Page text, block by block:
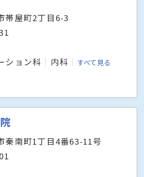
帯屋町2丁目6-3
ション科
内科 すべて見る
秦南町1丁目4番63-11号